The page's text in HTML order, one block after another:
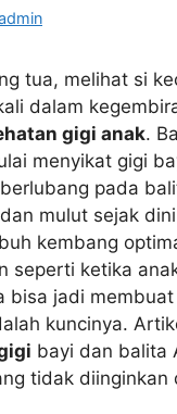
tua, melihat si
dalam
gigi anak.
menyikat gigi
pada
mulut sejak
kembang
seperti ketika
bisa jadi
kuncinya.
bayi dan balita
tidak